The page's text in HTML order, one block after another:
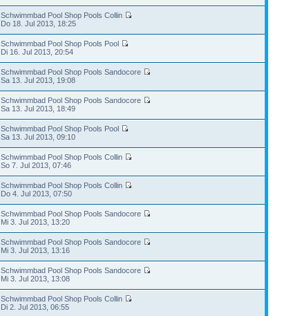
Schwimmbad Pool Shop Pools Collin
Do 18. Jul 2013, 18:25
Schwimmbad Pool Shop Pools Pool
Di 16. Jul 2013, 20:54
Schwimmbad Pool Shop Pools Sandocore
Sa 13. Jul 2013, 19:08
Schwimmbad Pool Shop Pools Sandocore
Sa 13. Jul 2013, 18:49
Schwimmbad Pool Shop Pools Pool
Sa 13. Jul 2013, 09:10
Schwimmbad Pool Shop Pools Collin
So 7. Jul 2013, 07:46
Schwimmbad Pool Shop Pools Collin
Do 4. Jul 2013, 07:50
Schwimmbad Pool Shop Pools Sandocore
Mi 3. Jul 2013, 13:20
Schwimmbad Pool Shop Pools Sandocore
Mi 3. Jul 2013, 13:16
Schwimmbad Pool Shop Pools Sandocore
Mi 3. Jul 2013, 13:08
Schwimmbad Pool Shop Pools Collin
Di 2. Jul 2013, 06:55